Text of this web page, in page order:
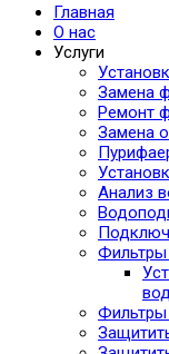
Главная
О нас
Услуги
Замена
Ремонт
Замена
Анализ
Фильтры